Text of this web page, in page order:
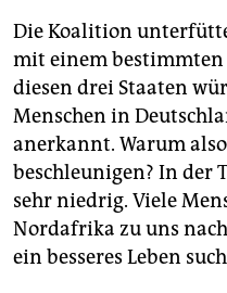
Die Koalition
mit einem bestimmten
diesen drei Staaten
Menschen in
anerkannt. Warum
beschleunigen? In der
sehr niedrig. Viele
Nordafrika zu uns
ein besseres Leben